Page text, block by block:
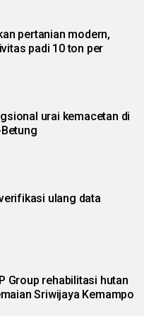
pertanian modern,
padi 10 ton per
urai kemacetan di
ulang data
Group rehabilitasi hutan
Sriwijaya Kemampo